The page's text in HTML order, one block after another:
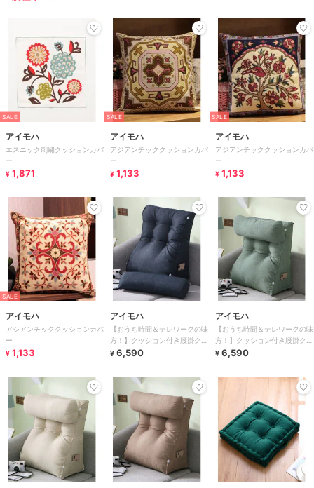
SALE
アイモハ
エスニック刺繍クッションカバ
ー
¥ 1,871
SALE
アイモハ
アジアンチッククッションカバ
ー
¥ 1,133
SALE
アイモハ
アジアンチッククッションカバ
ー
¥ 1,133
SALE
アイモハ
アジアンチッククッションカバ
ー
¥ 1,133
アイモハ
【おうち時間＆テレワークの味
方！】クッション付き腰掛クッ
ション
¥ 6,590
アイモハ
【おうち時間＆テレワークの味
方！】クッション付き腰掛クッ
ション
¥ 6,590